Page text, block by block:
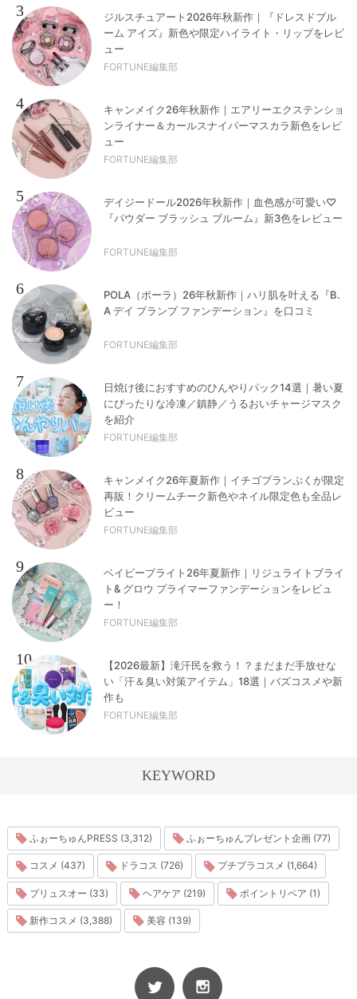
3
ジルスチュアート2026年秋新作｜『ドレスドブル
ーム アイズ』新色や限定ハイライト・リップをレビ
ュー
FORTUNE編集部
4
キャンメイク26年秋新作｜エアリーエクステンショ
ンライナー＆カールスナイパーマスカラ新色をレビ
ュー
FORTUNE編集部
5
デイジードール2026年秋新作｜血色感が可愛い♡
『パウダー ブラッシュ ブルーム』新3色をレビュー
FORTUNE編集部
6
POLA（ポーラ）26年秋新作｜ハリ肌を叶える『B.
A デイ プランプ ファンデーション』を口コミ
FORTUNE編集部
7
日焼け後におすすめのひんやりパック14選｜暑い夏
にぴったりな冷凍／鎮静／うるおいチャージマスク
を紹介
FORTUNE編集部
8
キャンメイク26年夏新作｜イチゴプランぷくが限定
再販！クリームチーク新色やネイル限定色も全品レ
ビュー
FORTUNE編集部
9
ベイビーブライト26年夏新作｜リジュライトブライ
ト& グロウ プライマーファンデーションをレビュ
ー！
FORTUNE編集部
10
【2026最新】滝汗民を救う！？まだまだ手放せな
い「汗＆臭い対策アイテム」18選｜バズコスメや新
作も
FORTUNE編集部
KEYWORD
ふぉーちゅんPRESS (3,312) ふぉーちゅんプレゼント企画 (77)
コスメ (437) ドラコス (726) プチプラコスメ (1,664)
プリュスオー (33) ヘアケア (219) ポイントリペア (1)
新作コスメ (3,388) 美容 (139)